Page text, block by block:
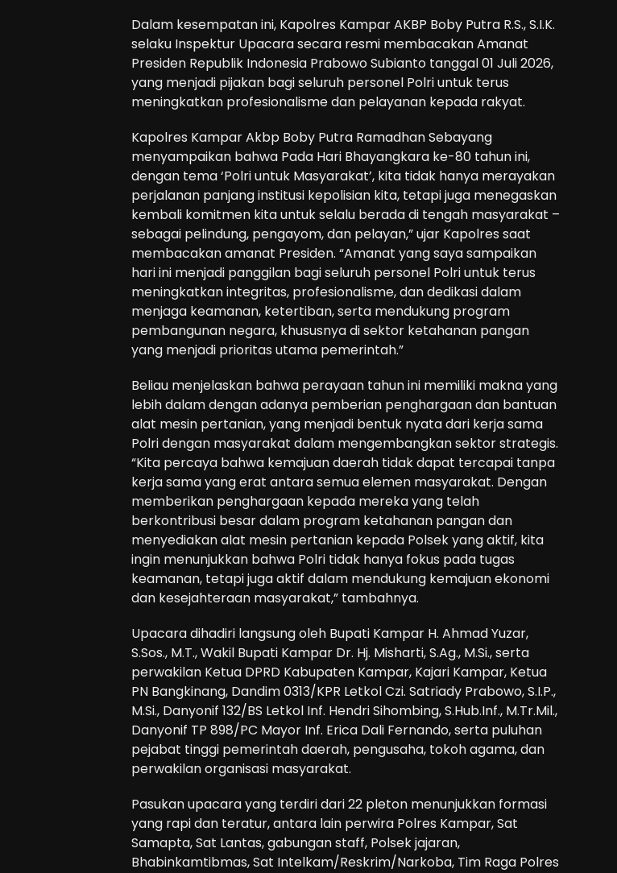
Dalam kesempatan ini, Kapolres Kampar AKBP Boby Putra R.S., S.I.K.
selaku Inspektur Upacara secara resmi membacakan Amanat
Presiden Republik Indonesia Prabowo Subianto tanggal 01 Juli 2026,
yang menjadi pijakan bagi seluruh personel Polri untuk terus
meningkatkan profesionalisme dan pelayanan kepada rakyat.
Kapolres Kampar Akbp Boby Putra Ramadhan Sebayang
menyampaikan bahwa Pada Hari Bhayangkara ke-80 tahun ini,
dengan tema ‘Polri untuk Masyarakat’, kita tidak hanya merayakan
perjalanan panjang institusi kepolisian kita, tetapi juga menegaskan
kembali komitmen kita untuk selalu berada di tengah masyarakat –
sebagai pelindung, pengayom, dan pelayan,” ujar Kapolres saat
membacakan amanat Presiden. “Amanat yang saya sampaikan
hari ini menjadi panggilan bagi seluruh personel Polri untuk terus
meningkatkan integritas, profesionalisme, dan dedikasi dalam
menjaga keamanan, ketertiban, serta mendukung program
pembangunan negara, khususnya di sektor ketahanan pangan
yang menjadi prioritas utama pemerintah.”
Beliau menjelaskan bahwa perayaan tahun ini memiliki makna yang
lebih dalam dengan adanya pemberian penghargaan dan bantuan
alat mesin pertanian, yang menjadi bentuk nyata dari kerja sama
Polri dengan masyarakat dalam mengembangkan sektor strategis.
“Kita percaya bahwa kemajuan daerah tidak dapat tercapai tanpa
kerja sama yang erat antara semua elemen masyarakat. Dengan
memberikan penghargaan kepada mereka yang telah
berkontribusi besar dalam program ketahanan pangan dan
menyediakan alat mesin pertanian kepada Polsek yang aktif, kita
ingin menunjukkan bahwa Polri tidak hanya fokus pada tugas
keamanan, tetapi juga aktif dalam mendukung kemajuan ekonomi
dan kesejahteraan masyarakat,” tambahnya.
Upacara dihadiri langsung oleh Bupati Kampar H. Ahmad Yuzar,
S.Sos., M.T., Wakil Bupati Kampar Dr. Hj. Misharti, S.Ag., M.Si., serta
perwakilan Ketua DPRD Kabupaten Kampar, Kajari Kampar, Ketua
PN Bangkinang, Dandim 0313/KPR Letkol Czi. Satriady Prabowo, S.I.P.,
M.Si., Danyonif 132/BS Letkol Inf. Hendri Sihombing, S.Hub.Inf., M.Tr.Mil.,
Danyonif TP 898/PC Mayor Inf. Erica Dali Fernando, serta puluhan
pejabat tinggi pemerintah daerah, pengusaha, tokoh agama, dan
perwakilan organisasi masyarakat.
Pasukan upacara yang terdiri dari 22 pleton menunjukkan formasi
yang rapi dan teratur, antara lain perwira Polres Kampar, Sat
Samapta, Sat Lantas, gabungan staff, Polsek jajaran,
Bhabinkamtibmas, Sat Intelkam/Reskrim/Narkoba, Tim Raga Polres